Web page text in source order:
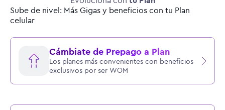
Sube de nivel: Más Gigas y beneficios con tu Plan
celular
Cámbiate de Prepago a Plan
Los planes más convenientes con beneficios
exclusivos por ser WOM